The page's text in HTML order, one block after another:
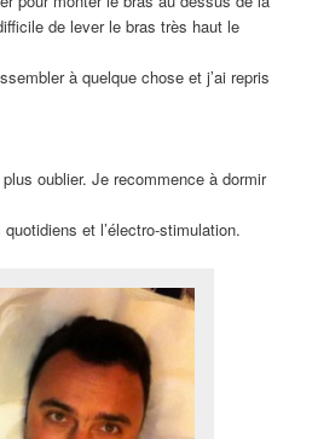
de lever le bras très haut le
à quelque chose et j’ai repris
oublier. Je recommence à dormir
et l’électro-stimulation.